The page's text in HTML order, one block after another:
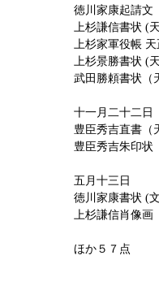
徳川家康起請文
上杉謙信書状 (
上杉家軍役帳
上杉景勝書状
武田勝頼書状（
十一月二十二
豊臣秀吉直書（
豊臣秀吉朱印状
五月十三日
徳川家康書状 (
上杉謙信肖像画
ほか５７点